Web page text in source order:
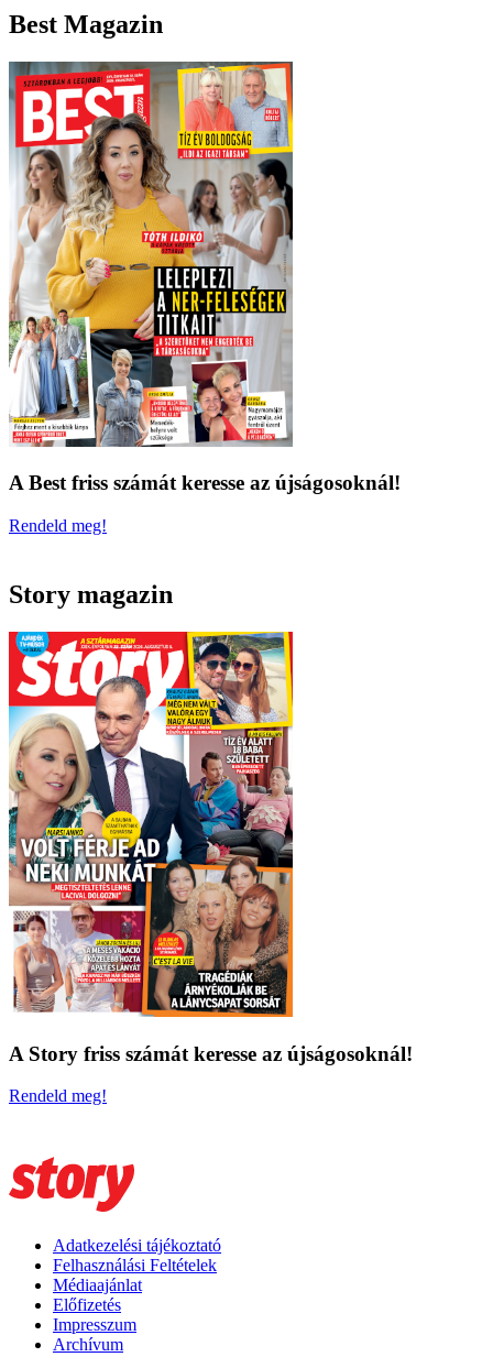
Best Magazin
A Best friss számát keresse az újságosoknál!
Rendeld meg!
Story magazin
A Story friss számát keresse az újságosoknál!
Rendeld meg!
Adatkezelési tájékoztató
Felhasználási Feltételek
Médiaajánlat
Előfizetés
Impresszum
Archívum